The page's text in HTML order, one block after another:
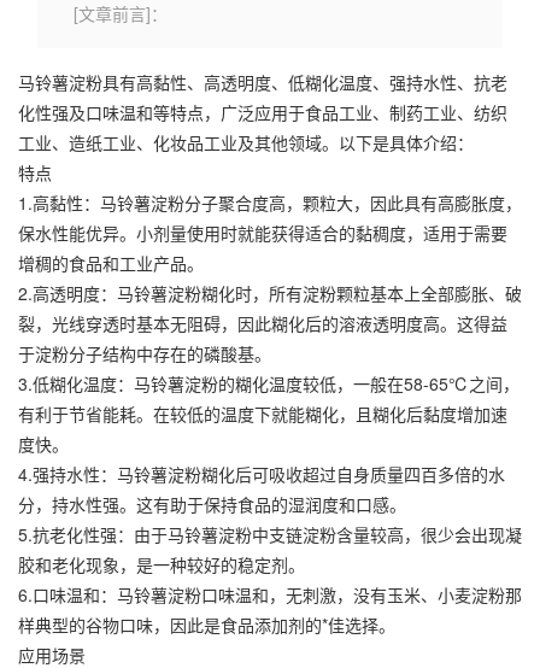
[文章前言]：
马铃薯淀粉具有高黏性、高透明度、低糊化温度、强持水性、抗老
化性强及口味温和等特点，广泛应用于食品工业、制药工业、纺织
工业、造纸工业、化妆品工业及其他领域。以下是具体介绍：
特点
1.高黏性： 马铃薯淀粉分子聚合度高，颗粒大，因此具有高膨胀度，
保水性能优异。小剂量使用时就能获得适合的黏稠度，适用于需要
增稠的食品和工业产品。
2.高透明度：马铃薯淀粉糊化时，所有淀粉颗粒基本上全部膨胀、破
裂，光线穿透时基本无阻碍，因此糊化后的溶液透明度高。这得益
于淀粉分子结构中存在的磷酸基。
3.低糊化温度：马铃薯淀粉的糊化温度较低，一般在58-65℃之间，
有利于节省能耗。在较低的温度下就能糊化，且糊化后黏度增加速
度快。
4.强持水性：马铃薯淀粉糊化后可吸收超过自身质量四百多倍的水
分，持水性强。这有助于保持食品的湿润度和口感。
5.抗老化性强：由于马铃薯淀粉中支链淀粉含量较高，很少会出现凝
胶和老化现象，是一种较好的稳定剂。
6.口味温和：马铃薯淀粉口味温和，无刺激，没有玉米、小麦淀粉那
样典型的谷物口味，因此是食品添加剂的*佳选择。
应用场景